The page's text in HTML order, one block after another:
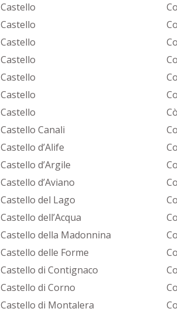
Castello
Castello
Castello
Castello
Castello
Castello
Castello
Castello Canali
Castello d’Alife
Castello d’Argile
Castello d’Aviano
Castello del Lago
Castello dell’Acqua
Castello della Madonnina
Castello delle Forme
Castello di Contignaco
Castello di Corno
Castello di Montalera